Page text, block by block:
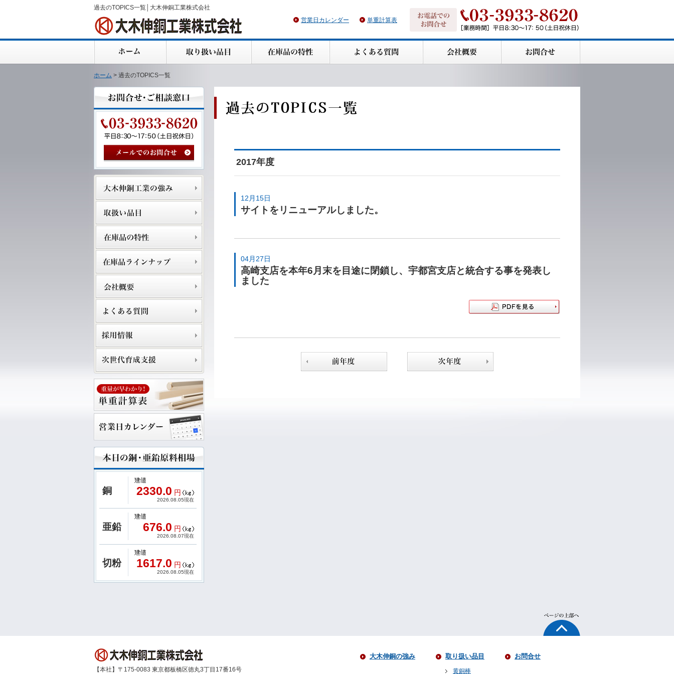
過去のTOPICS一覧│大木伸銅工業株式会社
営業日カレンダー
単重計算表
ホーム > 過去のTOPICS一覧
2017年度
12月15日
サイトをリニューアルしました。
04月27日
高崎支店を本年6月末を目途に閉鎖し、宇都宮支店と統合する事を発表し
ました
銅 2330.0 円
2026.08.05現在
亜鉛 676.0 円
2026.08.07現在
切粉 1617.0 円
2026.08.05現在
【本社】〒175-0083 東京都板橋区徳丸3丁目17番16号
大木伸銅の強み 取り扱い品目
黄銅棒
お問合せ